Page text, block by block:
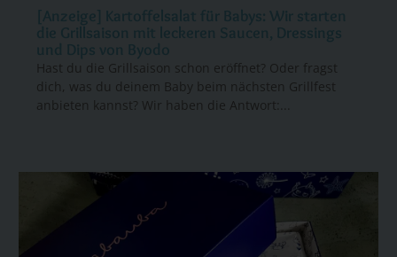
[Anzeige] Kartoffelsalat für Babys: Wir starten
die Grillsaison mit leckeren Saucen, Dressings
und Dips von Byodo
Hast du die Grillsaison schon eröffnet? Oder fragst
dich, was du deinem Baby beim nächsten Grillfest
anbieten kannst? Wir haben die Antwort:...